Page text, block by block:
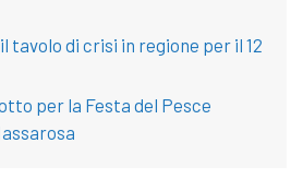
tavolo di crisi in regione per il 12
per la Festa del Pesce